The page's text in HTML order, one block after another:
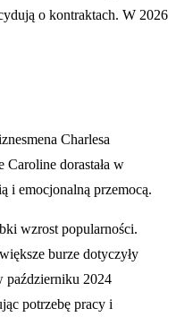
o kontraktach. W 2026
Charlesa
dorastała w
i emocjonalną przemocą.
wzrost popularności.
burze dotyczyły
październiku 2024
potrzebę pracy i